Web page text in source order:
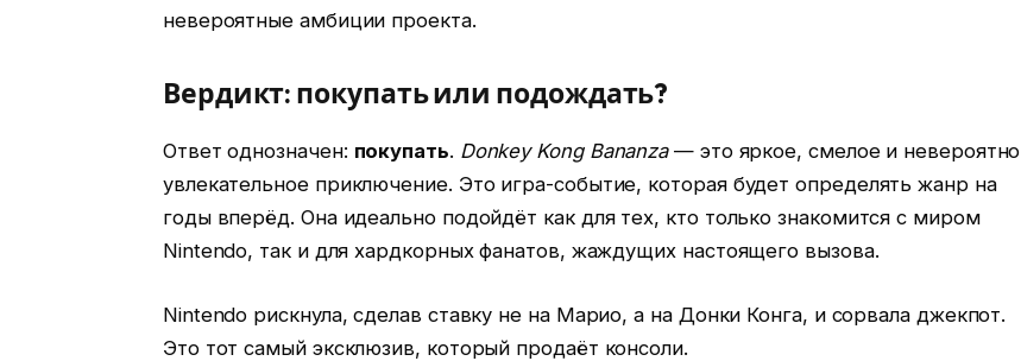
невероятные амбиции проекта.
Вердикт: покупать или подождать?
Ответ однозначен: покупать. Donkey Kong Bananza— это яркое, смелое и невероятно
увлекательное приключение. Это игра-событие, которая будет определять жанр на
годы вперёд. Она идеально подойдёт как для тех, кто только знакомится с миром
Nintendo, так и для хардкорных фанатов, жаждущих настоящего вызова.
Nintendo рискнула, сделав ставку не на Марио, а на Донки Конга, и сорвала джекпот.
Это тот самый эксклюзив, который продаёт консоли.